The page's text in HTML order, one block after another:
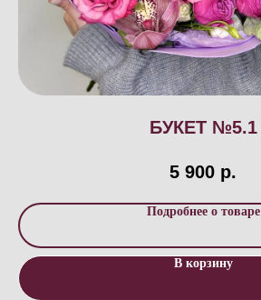
БУКЕТ №5.1
5 900 р.
Подробнее о товаре
В корзину